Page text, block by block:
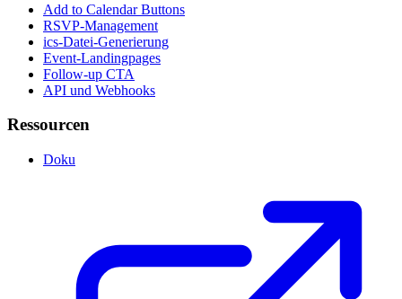
Add to Calendar Buttons
RSVP-Management
ics-Datei-Generierung
Event-Landingpages
Follow-up CTA
API und Webhooks
Ressourcen
Doku